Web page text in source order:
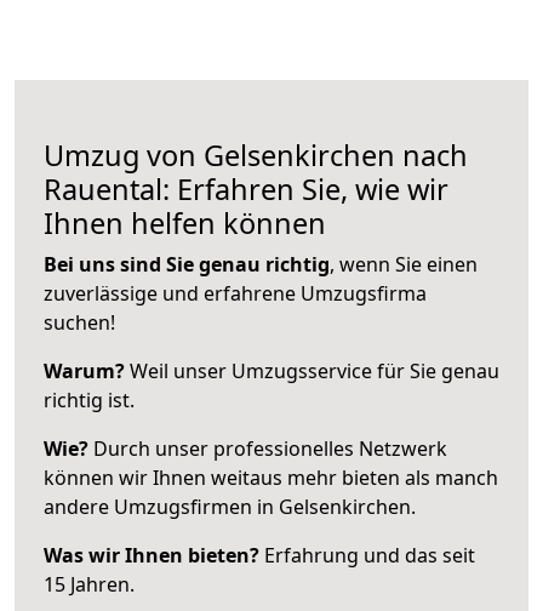
Umzug von Gelsenkirchen nach
Rauental: Erfahren Sie, wie wir
Ihnen helfen können
Bei uns sind Sie genau richtig, wenn Sie einen
zuverlässige und erfahrene Umzugsfirma
suchen!
Warum?Weil unser Umzugsservice für Sie genau
richtig ist.
Wie? Durch unser professionelles Netzwerk
können wir Ihnen weitaus mehr bieten als manch
andere Umzugsfirmen in Gelsenkirchen.
Was wir Ihnen bieten? Erfahrung und das seit
15 Jahren.